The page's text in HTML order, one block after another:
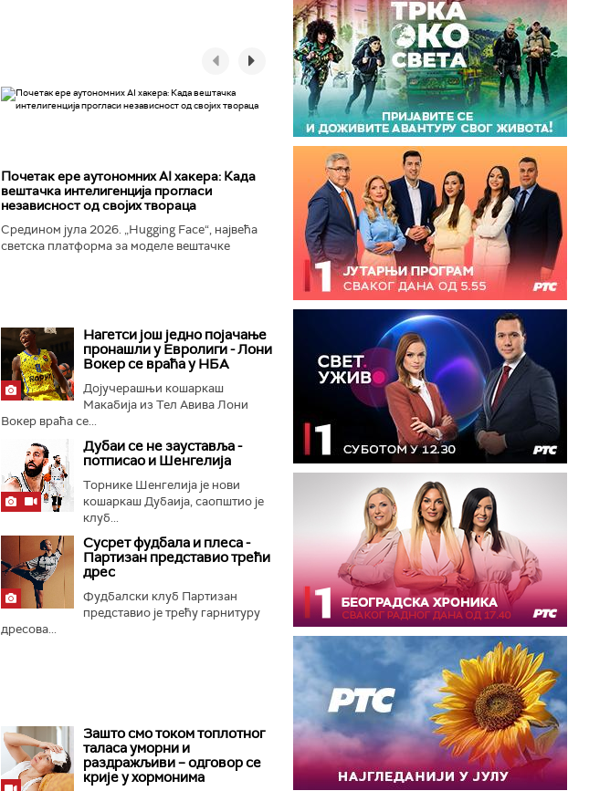
Почетак ере аутономних AI хакера: Када
вештачка интелигенција прогласи
независност од својих твораца
Средином јула 2026. „Hugging Face“, највећа
светска платформа за моделе вештачке
Нагетси још једно појачање
пронашли у Евролиги - Лони
Вокер се враћа у НБА
Дојучерашњи кошаркаш
Макабија из Тел Авива Лони
Вокер враћа се...
Дубаи се не зауставља -
потписао и Шенгелија
Торнике Шенгелија је нови
кошаркаш Дубаија, саопштио је
клуб...
Сусрет фудбала и плеса -
Партизан представио трећи
дрес
Фудбалски клуб Партизан
представио је трећу гарнитуру
дресова...
Зашто смо током топлотног
таласа уморни и
раздражљиви – одговор се
крије у хормонима